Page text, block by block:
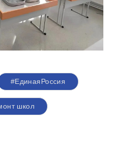
#ЕдинаяРоссия
школ